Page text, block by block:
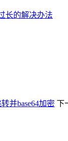
长的解决办法
并base64加密 下